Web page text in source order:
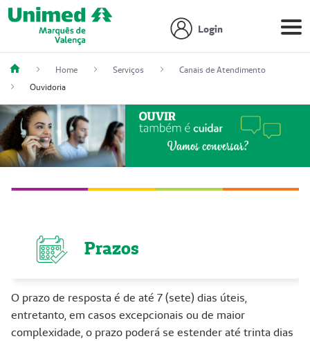
Login
Home Serviços
Canais de Atendimento
Ouvidoria
Prazos
O prazo de resposta é de até 7 (sete) dias úteis,
entretanto, em casos excepcionais ou de maior
complexidade, o prazo poderá se estender até trinta dias